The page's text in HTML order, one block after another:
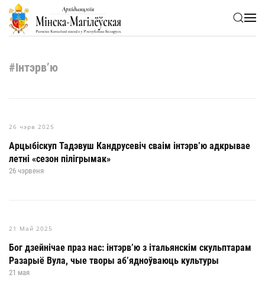
Skip to main content
#Інтэрв’ю
26 чэрв 2025
Арцыбіскуп Тадэвуш Кандрусевіч сваім інтэрв’ю адкрывае
летні «сезон пілігрымак»
26 чэрвеня
21 Май 2025
Бог дзейнічае праз нас: інтэрв’ю з італьянскім скульптарам
Разарыё Вула, чые творы аб’ядноўваюць культуры
21 мая